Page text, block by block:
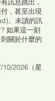
訊息跳出，
，甚至出現
。未讀的訊
如果這一刻
關於什麼的
10/2026（星